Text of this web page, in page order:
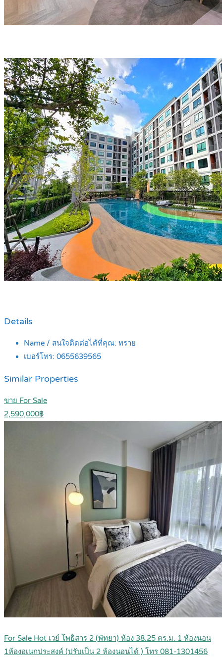
Details
Name / สนใจติดต่อได้ที่คุณ: ทราย
เบอร์โทร: 0655639565
Similar Properties
ขาย For Sale
2,590,000฿
For Sale Hot เวย์ โพธิสาร 2 (พัทยา) ห้อง 38.25 ตร.ม. 1 ห้องนอน
1ห้องอเนกประสงค์ (ปรับเป็น 2 ห้องนอนได้ ) โทร 081-1301456